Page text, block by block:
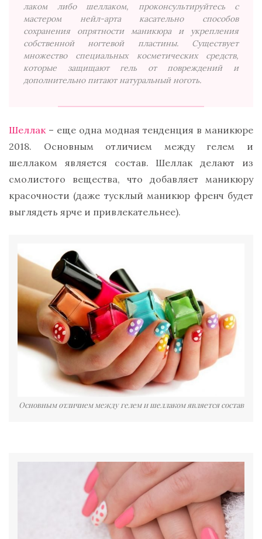
лаком либо шеллаком, проконсультируйтесь с
мастером нейл-арта касательно способов
сохранения опрятности маникюра и укрепления
собственной ногтевой пластины. Существует
множество специальных косметических средств,
которые защищают гель от повреждений и
дополнительно питают натуральный ноготь.
Шеллак – еще одна модная тенденция в маникюре
2018. Основным отличием между гелем и
шеллаком является состав. Шеллак делают из
смолистого вещества, что добавляет маникюру
красочности (даже тусклый маникюр френч будет
выглядеть ярче и привлекательнее).
Основным отличием между гелем и шеллаком является состав